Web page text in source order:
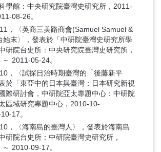
學館：中央研究院臺灣史研究所，2011-
08-26。
，〈英商三美路商會(Samuel Samuel &
始末〉，發表於「中研院臺灣史研究所學
研院台史所：中央研究院臺灣史研究所，
2011-05-24。
，〈試探日治時期臺灣的「後藤新平
於「東亞中的日本與臺灣：日本研究新視
際研討會，中研院亞太專題中心：中研院
區域研究專題中心，2010-10-
17。
，〈海南島的臺灣人〉，發表於海南島
研院台史所：中研院臺灣史研究所，
2010-09-17。